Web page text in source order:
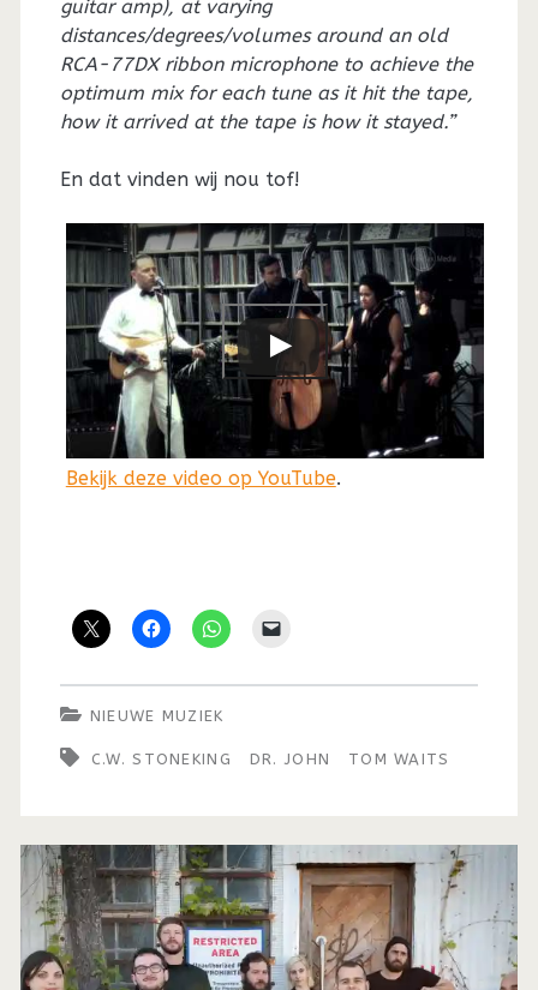
guitar amp), at varying
distances/degrees/volumes around an old
RCA-77DX ribbon microphone to achieve the
optimum mix for each tune as it hit the tape,
how it arrived at the tape is how it stayed.”
En dat vinden wij nou tof!
Bekijk deze video op YouTube.
NIEUWE MUZIEK
C.W. STONEKING DR. JOHN TOM WAITS